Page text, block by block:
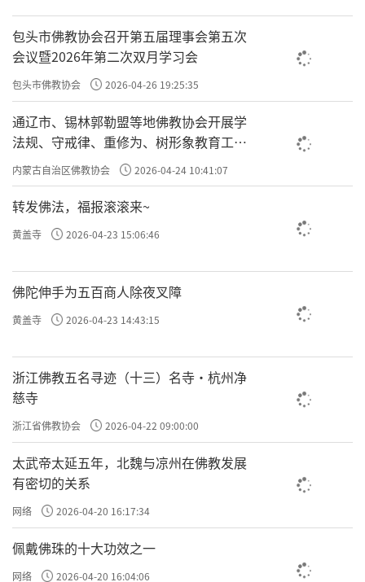
包头市佛教协会召开第五届理事会第五次
会议暨2026年第二次双月学习会
包头市佛教协会 2026-04-26 19:25:35
通辽市、锡林郭勒盟等地佛教协会开展学
法规、守戒律、重修为、树形象教育工作
专题学习会
内蒙古自治区佛教协会 2026-04-24 10:41:07
转发佛法，福报滚滚来~
黄盖寺 2026-04-23 15:06:46
佛陀伸手为五百商人除夜叉障
黄盖寺 2026-04-23 14:43:15
浙江佛教五名寻迹（十三）名寺·杭州净
慈寺
浙江省佛教协会 2026-04-22 09:00:00
太武帝太延五年，北魏与凉州在佛教发展
有密切的关系
网络 2026-04-20 16:17:34
佩戴佛珠的十大功效之一
网络 2026-04-20 16:04:06